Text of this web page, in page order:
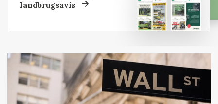
landbrugsavis